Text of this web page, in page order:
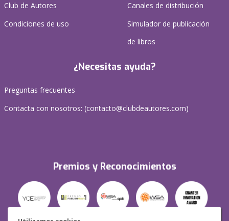
Club de Autores
Condiciones de uso
Canales de distribución
Simulador de publicación
de libros
¿Necesitas ayuda?
Preguntas frecuentes
Contacta con nosotros: (contacto@clubdeautores.com)
Premios y Reconocimientos